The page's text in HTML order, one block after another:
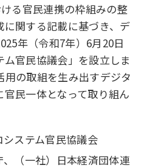
る官民連携の枠組みの整
関する記載に基づき、デ
年（令和7年）6月20日
官民協議会」を設立しま
用の取組を生み出すデジタ
民一体となって取り組ん
システム官民協議会
、（一社）日本経済団体連